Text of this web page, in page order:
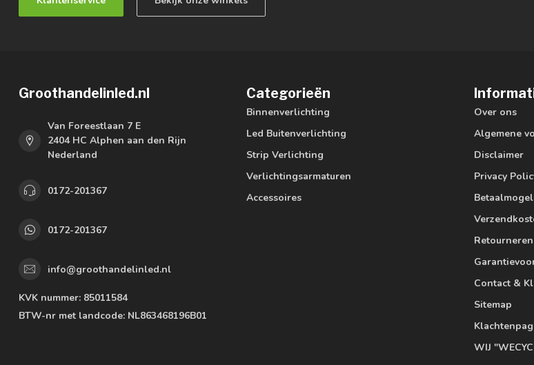
Groothandelinled.nl
Van Foreestlaan 7 E
2404 HC Alphen aan den Rijn
Nederland
0172-201367
0172-201367
info@groothandelinled.nl
KVK nummer: 85011584
BTW-nr met landcode: NL863468196B01
Categorieën
Binnenverlichting
Led Buitenverlichting
Strip Verlichting
Verlichtingsarmaturen
Accessoires
Over ons
Algemene
Disclaimer
Privacy
Retourneren
Contact &
Sitemap
WIJ